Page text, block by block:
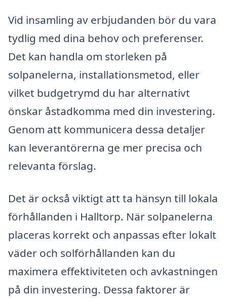
Vid insamling av erbjudanden bör du vara
tydlig med dina behov och preferenser.
Det kan handla om storleken på
solpanelerna, installationsmetod, eller
vilket budgetrymd du har alternativt
önskar åstadkomma med din investering.
Genom att kommunicera dessa detaljer
kan leverantörerna ge mer precisa och
relevanta förslag.
Det är också viktigt att ta hänsyn till lokala
förhållanden i Halltorp. När solpanelerna
placeras korrekt och anpassas efter lokalt
väder och solförhållanden kan du
maximera effektiviteten och avkastningen
på din investering. Dessa faktorer är